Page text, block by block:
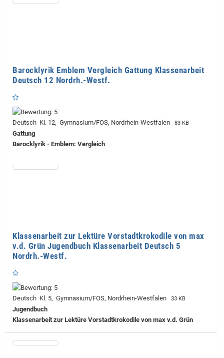
Barocklyrik Emblem Vergleich Gattung Klassenarbeit
Deutsch 12 Nordrh.-Westf.
Deutsch Kl. 12, Gymnasium/FOS, Nordrhein-Westfalen 83 KB
Gattung
Barocklyrik - Emblem: Vergleich
Klassenarbeit zur Lektüre Vorstadtkrokodile von max
v.d. Grün Jugendbuch Klassenarbeit Deutsch 5
Nordrh.-Westf.
Deutsch Kl. 5, Gymnasium/FOS, Nordrhein-Westfalen 33 KB
Jugendbuch
Klassenarbeit zur Lektüre Vorstadtkrokodile von max v.d. Grün